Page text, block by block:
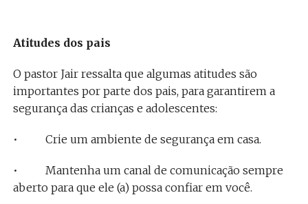
Atitudes dos pais
O pastor Jair ressalta que algumas atitudes são
importantes por parte dos pais, para garantirem a
segurança das crianças e adolescentes:
• Crie um ambiente de segurança em casa.
• Mantenha um canal de comunicação sempre
aberto para que ele (a) possa confiar em você.